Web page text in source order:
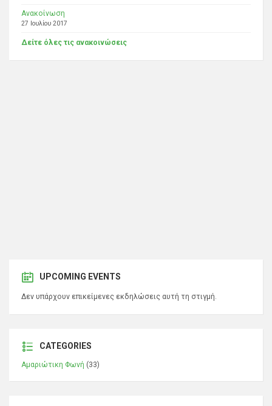
Ανακοίνωση
27 Ιουλίου 2017
Δείτε όλες τις ανακοινώσεις
UPCOMING EVENTS
Δεν υπάρχουν επικείμενες εκδηλώσεις αυτή τη στιγμή.
CATEGORIES
Αμαριώτικη Φωνή (33)